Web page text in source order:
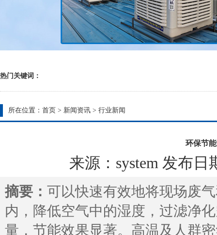
热门关键词：
所在位置： 首页 > 新闻资讯 > 行业新闻
环保节
来源：system 发布日
摘要： 可以快速有效地将现场废
内，降低空气中的湿度，过滤净
量，节能效果显著。高温及人群